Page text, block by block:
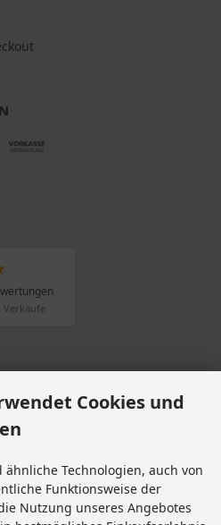
bei Motorradteile & Motorrad Ersatzteile.
2026 | Template © 2009-2026 by modified
Shopsoftware
Shopsoftware © 2009-2026
Cookies und
Technologien, auch von
Funktionsweise der
Nutzung unseres Angebotes